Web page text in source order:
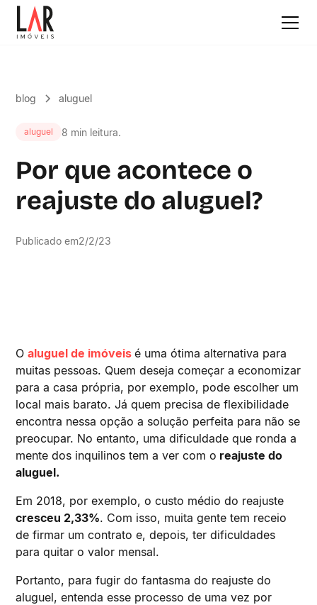
blog aluguel
aluguel 8 min leitura.
Por que acontece o
reajuste do aluguel?
Publicado em2/2/23
Oaluguel de imóveis é uma ótima alternativa para
muitas pessoas. Quem deseja começar a economizar
para a casa própria, por exemplo, pode escolher um
local mais barato. Já quem precisa de flexibilidade
encontra nessa opção a solução perfeita para não se
preocupar. No entanto, uma dificuldade que ronda a
mente dos inquilinos tem a ver com o reajuste do
aluguel.
Em 2018, por exemplo, o custo médio do reajuste
cresceu 2,33%. Com isso, muita gente tem receio
de firmar um contrato e, depois, ter dificuldades
para quitar o valor mensal.
Portanto, para fugir do fantasma do reajuste do
aluguel, entenda esse processo de uma vez por